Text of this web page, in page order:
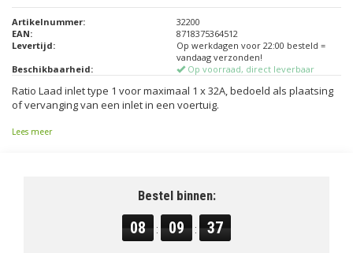
Artikelnummer:
32200
EAN:
8718375364512
Levertijd:
Op werkdagen voor 22:00 besteld =
vandaag verzonden!
Beschikbaarheid:
Op voorraad, direct leverbaar
Ratio Laad inlet type 1 voor maximaal 1 x 32A, bedoeld als plaatsing
of vervanging van een inlet in een voertuig.
Lees meer
Bestel binnen:
08 : 09 : 37